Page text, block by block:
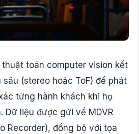
thuật toán computer vision kết
(stereo hoặc ToF) để phát
từng hành khách khi họ
Dữ liệu được gửi về MDVR
Recorder), đồng bộ với tọa